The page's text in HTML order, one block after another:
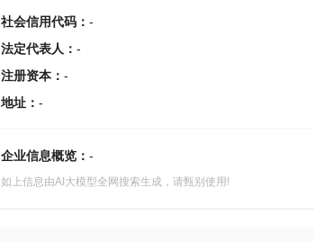
社会信用代码： -
法定代表人 ： -
注册资本： -
地址： -
企业信息概览： -
如上信息由AI大模型全网搜索生成，请甄别使用!